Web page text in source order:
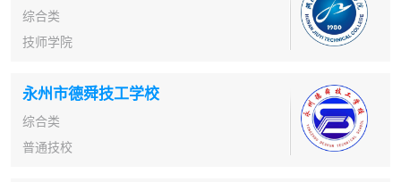
综合类
技师学院
永州市德舜技工学校
综合类
普通技校